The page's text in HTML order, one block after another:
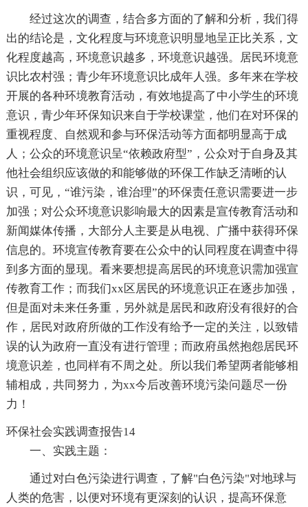
经过这次的调查，结合多方面的了解和分析，我们得
出的结论是，文化程度与环境意识明显地呈正比关系，文
化程度越高，环境意识越多，环境意识越强。居民环境意
识比农村强；青少年环境意识比成年人强。多年来在学校
开展的各种环境教育活动，有效地提高了中小学生的环境
意识，青少年环保知识来自于学校课堂，他们在对环保的
重视程度、自然观和参与环保活动等方面都明显高于成
人；公众的环境意识呈“依赖政府型”，公众对于自身及其
他社会组织应该做的和能够做的环保工作缺乏清晰的认
识，可见，“谁污染，谁治理”的环保责任意识需要进一步
加强；对公众环境意识影响最大的因素是宣传教育活动和
新闻媒体传播，大部分人主要是从电视、广播中获得环保
信息的。环境宣传教育要在公众中的认同程度在调查中得
到多方面的显现。看来要想提高居民的环境意识需加强宣
传教育工作；而我们xx区居民的环境意识正在逐步加强，
但是面对未来任务重，另外就是居民和政府没有很好的合
作，居民对政府所做的工作没有给予一定的关注，以致错
误的认为政府一直没有进行管理；而政府虽然抱怨居民环
境意识差，也同样有不周之处。所以我们希望两者能够相
辅相成，共同努力，为xx今后改善环境污染问题尽一份
力！
环保社会实践调查报告14
一、实践主题：
通过对白色污染进行调查，了解"白色污染"对地球与
人类的危害，以便对环境有更深刻的认识，提高环保意